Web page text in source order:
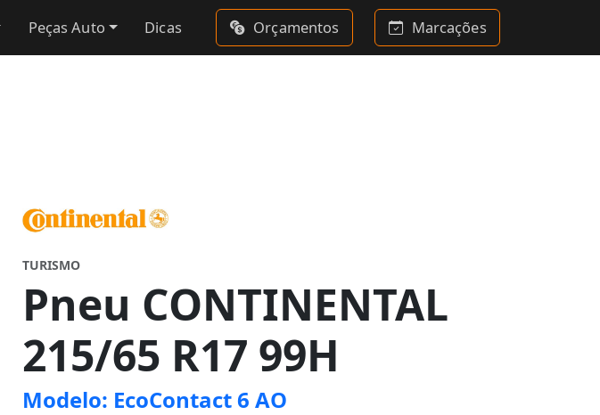
Peças Auto Dicas Orçamentos Marcações
TURISMO
Pneu CONTINENTAL
215/65 R17 99H
Modelo: EcoContact 6 AO